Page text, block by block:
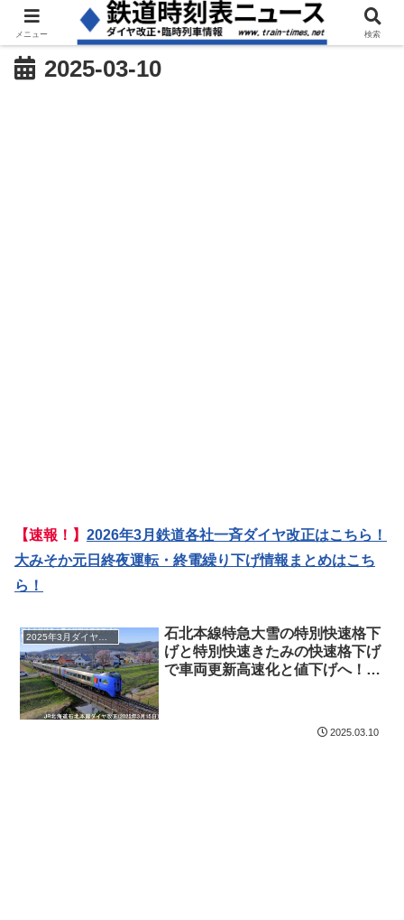
2025-03-10
【速報！】 2026年3月鉄道各社一斉ダイヤ改正はこちら！
大みそか元日終夜運転・終電繰り下げ情報まとめはこち
ら！
2025年3月ダイヤ改正
石北本線特急大雪の特別快速格下
げと特別快速きたみの快速格下げ
で車両更新高速化と値下げへ！
2025.03.10
メニュー 検索